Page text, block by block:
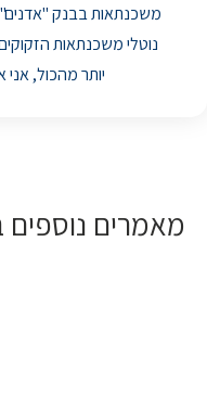
משכנתאות בבנק "אדנים",
נוטלי משכנתאות הזקוקים
יותר מהכול, אני
נוספים